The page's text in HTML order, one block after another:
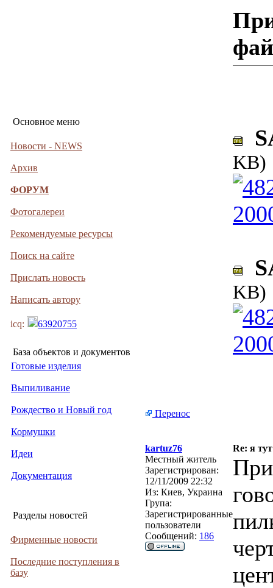
Основное меню
Новости - NEWS
Архив
ФОРУМ
Фотогалереи
Рекомендуемые ресурсы
Поиск на сайте
Прислать новость
Написать автору
icq: 63920755
База объектов и документов
Готовые изделия
Выпиливание
Рождество и Новый год
Кормушки
Идеи
Документация
Разделы новостей
Фирменные новости
Последние поступления в
базу
KB)
KB)
Перенос
kartuz76
Re: я
Местный житель
Зарегистрирован:
12/11/2009 22:32
Из: Киев, Украина
Група:
Зарегистрированные
пользователи
Сообщений: 186